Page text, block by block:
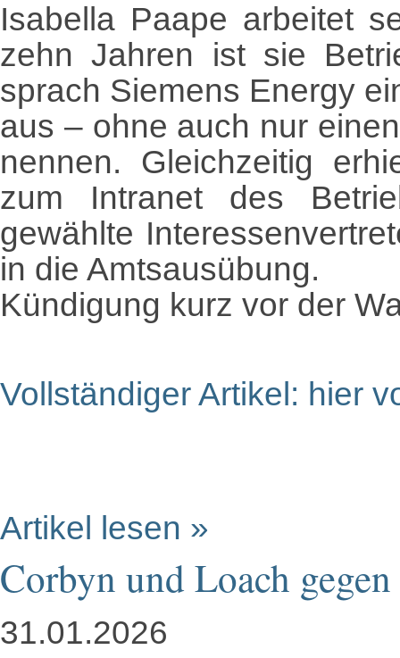
Isabella Paape arbeitet
zehn Jahren ist sie
sprach Siemens Energy
aus – ohne auch nur
nennen. Gleichzeitig
zum Intranet des
gewählte
in die Amtsausübung.
Kündigung kurz vor der
Vollständiger Artikel: hier
Artikel lesen »
Corbyn und Loach
31.01.2026